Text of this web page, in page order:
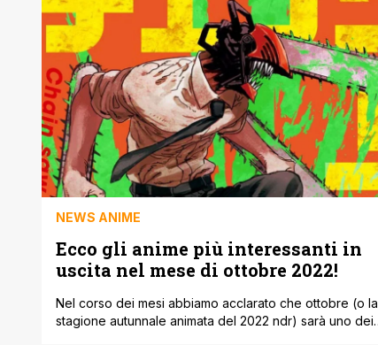
NEWS ANIME
Ecco gli anime più interessanti in
uscita nel mese di ottobre 2022!
Nel corso dei mesi abbiamo acclarato che ottobre (o la
stagione autunnale animata del 2022 ndr) sarà uno dei